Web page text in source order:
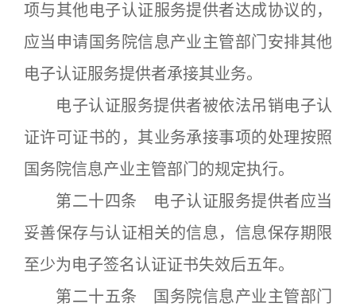
项与其他电子认证服务提供者达成协议的，
应当申请国务院信息产业主管部门安排其他
电子认证服务提供者承接其业务。
电子认证服务提供者被依法吊销电子认
证许可证书的，其业务承接事项的处理按照
国务院信息产业主管部门的规定执行。
第二十四条 电子认证服务提供者应当
妥善保存与认证相关的信息，信息保存期限
至少为电子签名认证证书失效后五年。
第二十五条 国务院信息产业主管部门